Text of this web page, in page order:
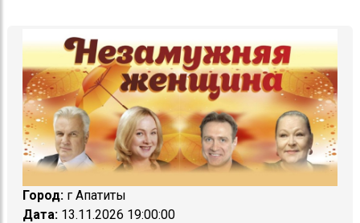
Город: г Апатиты
Дата: 13.11.2026 19:00:00